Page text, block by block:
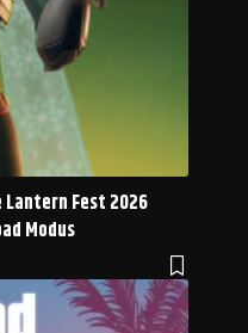
Fest 2026
Modus